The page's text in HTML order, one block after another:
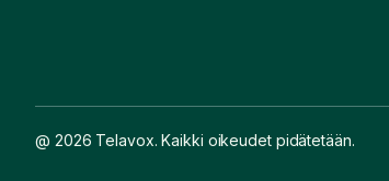
@ 2026 Telavox. Kaikki oikeudet pidätetään.